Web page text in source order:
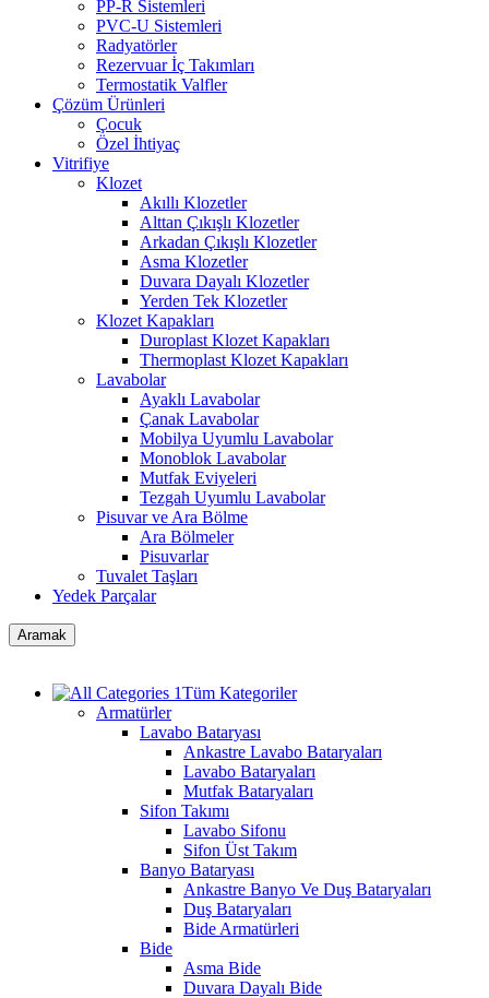
PP-R Sistemleri
PVC-U Sistemleri
Radyatörler
Rezervuar İç Takımları
Termostatik Valfler
Çözüm Ürünleri
Çocuk
Özel İhtiyaç
Vitrifiye
Klozet
Akıllı Klozetler
Alttan Çıkışlı Klozetler
Arkadan Çıkışlı Klozetler
Asma Klozetler
Duvara Dayalı Klozetler
Yerden Tek Klozetler
Klozet Kapakları
Duroplast Klozet Kapakları
Thermoplast Klozet Kapakları
Lavabolar
Ayaklı Lavabolar
Çanak Lavabolar
Mobilya Uyumlu Lavabolar
Monoblok Lavabolar
Mutfak Eviyeleri
Tezgah Uyumlu Lavabolar
Pisuvar ve Ara Bölme
Ara Bölmeler
Pisuvarlar
Tuvalet Taşları
Yedek Parçalar
Aramak
Tüm Kategoriler
Armatürler
Lavabo Bataryası
Ankastre Lavabo Bataryaları
Lavabo Bataryaları
Mutfak Bataryaları
Sifon Takımı
Lavabo Sifonu
Sifon Üst Takım
Banyo Bataryası
Ankastre Banyo Ve Duş Bataryaları
Duş Bataryaları
Bide Armatürleri
Bide
Asma Bide
Duvara Dayalı Bide